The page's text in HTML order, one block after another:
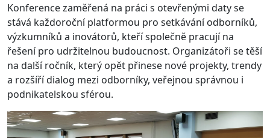
Konference zaměřená na práci s otevřenými daty se
stává každoroční platformou pro setkávání odborníků,
výzkumníků a inovátorů, kteří společně pracují na
řešení pro udržitelnou budoucnost. Organizátoři se těší
na další ročník, který opět přinese nové projekty, trendy
a rozšíří dialog mezi odborníky, veřejnou správnou i
podnikatelskou sférou.